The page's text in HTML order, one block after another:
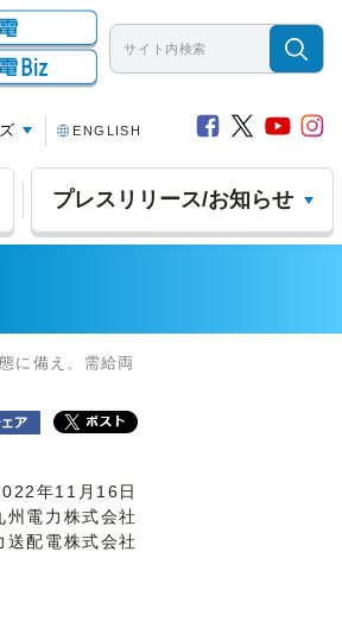
ENGLISH
プレスリリース/お知らせ
に備え、需給両
年11月16日
州電力株式会社
送配電株式会社